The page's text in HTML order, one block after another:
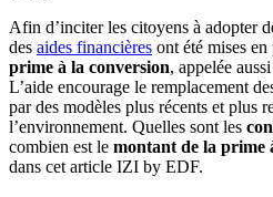
Afin d’inciter les citoyens à adopter
des aides financières ont été mises
prime à la conversion, appelée
L’aide encourage le remplacement
par des modèles plus récents et plus
l’environnement. Quelles sont les
combien est le montant de la prime
dans cet article IZI by EDF.